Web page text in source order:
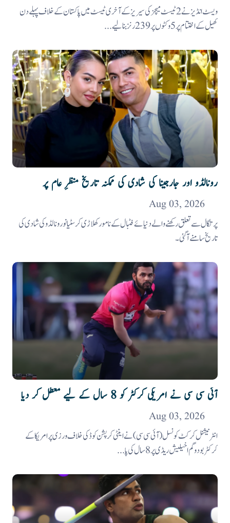
ویسٹ انڈیز نے 2 ٹیسٹ میچز کی سیریز کے آخری ٹیسٹ میں پاکستان کے خلاف پہلے دن
کھیل کے اختتام پر 5 وکٹوں پر 239 رنز بنالیے...
رونالڈو اور جارجینا کی شادی کی ممکنہ تاریخ منظرِ عام پر
Aug 03, 2026
پرتگال سے تعلق رکھنے والے دنیائے فٹبال کے نامور کھلاڑی کرسٹیانو رونالڈو کی شادی کی
تاریخ سامنے آگئی۔
آئی سی سی نے امریکی کرکٹر کو 8 سال کے لیے معطل کر دیا
Aug 03, 2026
انٹرنیشنل کرکٹ کونسل (آئی سی سی ) نے اینٹی کرپشن کوڈ کی خلاف ورزی پر امریکا کے
کرکٹر بودوگم اخیلیش ریڈی پر 8 سال کی پا...